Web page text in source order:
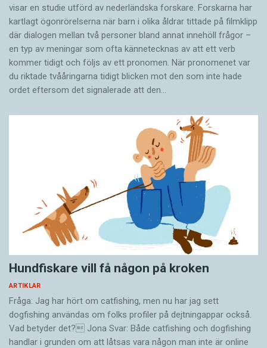
visar en studie utförd av nederländska forskare. Forskarna har
kartlagt ögonrörelserna när barn i olika åldrar tittade på filmklipp
där dialogen mellan två personer bland annat innehöll frågor –
en typ av meningar som ofta kännetecknas av att ett verb
kommer tidigt och följs av ett pronomen. När pronomenet var
du riktade tvååringarna tidigt blicken mot den som inte hade
ordet eftersom det ­signalerade att den…
Hundfiskare vill få någon på kroken
ARTIKLAR
Fråga: Jag har hört om catfishing, men nu har jag sett
dogfishing användas om folks profiler på dejtningappar också.
Vad betyder det? Jona Svar: Både catfishing och dogfishing
handlar i grunden om att låtsas vara någon man inte är online